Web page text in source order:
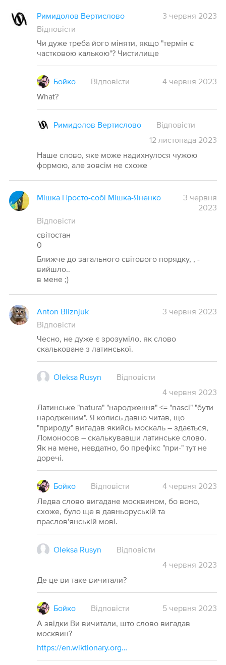
Римидолов Вертислово
3 червня 2023
Відповісти
Чи дуже треба його міняти, якщо "термін є
частковою калькою"? Чистилище
Бойко Відповісти 4 червня 2023
What?
Римидолов Вертислово
Відповісти
12 листопада 2023
Наше слово, яке може надихнулося чужою
формою, але зовсім не схоже
Мішка Просто-собі Мішка-Яненко
3 червня
2023
Відповісти
світостан
0
Ближче до загального світового порядку, , -
вийшло..
в мене ;)
Anton Bliznjuk
3 червня 2023
Відповісти
Чесно, не дуже є зрозуміло, як слово
скальковане з латинської.
Oleksa Rusyn
Відповісти
4 червня 2023
Латинське "natura" "народження" <= "nasci" "бути
народженим". Я колись давно читав, що
"природу" вигадав якийсь москаль – здається,
Ломоносов – скалькувавши латинське слово.
Як на мене, невдатно, бо префікс "при-" тут не
доречі.
Бойко Відповісти 4 червня 2023
Ледва слово вигадане москвином, бо воно,
схоже, було ще в давньоруській та
праслов'янській мові.
Oleksa Rusyn
Відповісти
4 червня 2023
Де це ви таке вичитали?
Бойко Відповісти 5 червня 2023
А звідки Ви вичитали, што слово вигадав
москвин?
https://en.wiktionary.org/wiki/Reconstruction:Proto-Slavic/priroda